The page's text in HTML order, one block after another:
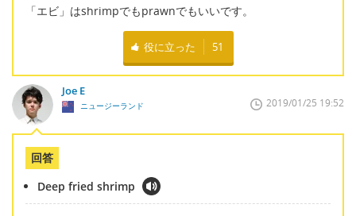
「エビ」はshrimpでもprawnでもいいです。
役に立った 51
Joe E
ニュージーランド 2019/01/25 19:52
回答
Deep fried shrimp